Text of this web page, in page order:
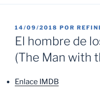
PUBLICADO
EL
14/09/2018 POR
El hombre de
(The Man with
Enlace IMDB